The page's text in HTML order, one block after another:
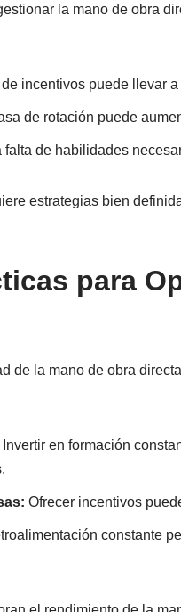
la mano de obra
de incentivos puede llevar
de rotación puede
falta de habilidades
estrategias bien
para
de la mano de obra
Invertir en formación
Ofrecer incentivos
constante